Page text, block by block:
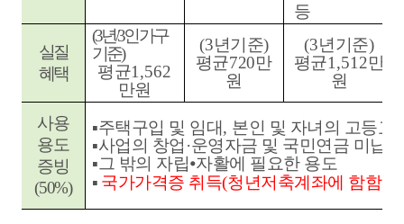
등
실질
혜택
(3년/3인가구
기준)
평균1,562
만원
(3년기준)
평균720만
원
(3년기준)
평균1,512만
원
사용
용도
증빙
(50%)
▪주택구입 및 임대, 본인 및 자녀의 고등교
▪사업의 창업 ·운영자금 및 국민연금 미납
▪그 밖의 자립⦁자활에 필요한 용도
▪ 국가가격증 취득(청년저축계좌에 함함)